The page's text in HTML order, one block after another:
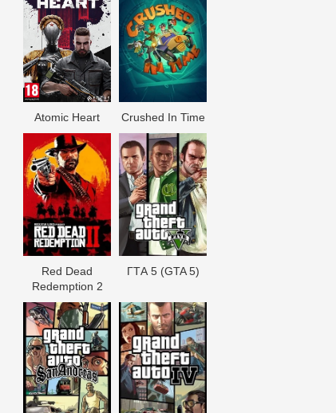
Atomic Heart Crushed In Time
Red Dead
Redеmption 2
ГТА 5 (GTA 5)